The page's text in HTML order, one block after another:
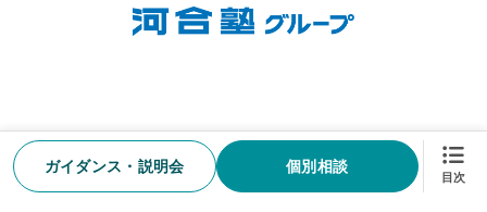
お知らせ 資料請求 WEB申込 お問い合わせ KALSナビ
ガイダンス・説明会 個別相談
目次